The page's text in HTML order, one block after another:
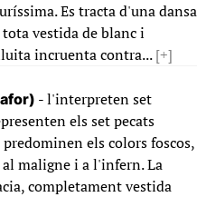
Es tracta d'una dansa
vestida de blanc i
incruenta contra...[+]
- l'interpreten set
els set pecats
els colors foscos,
maligne i a l'infern. La
completament vestida